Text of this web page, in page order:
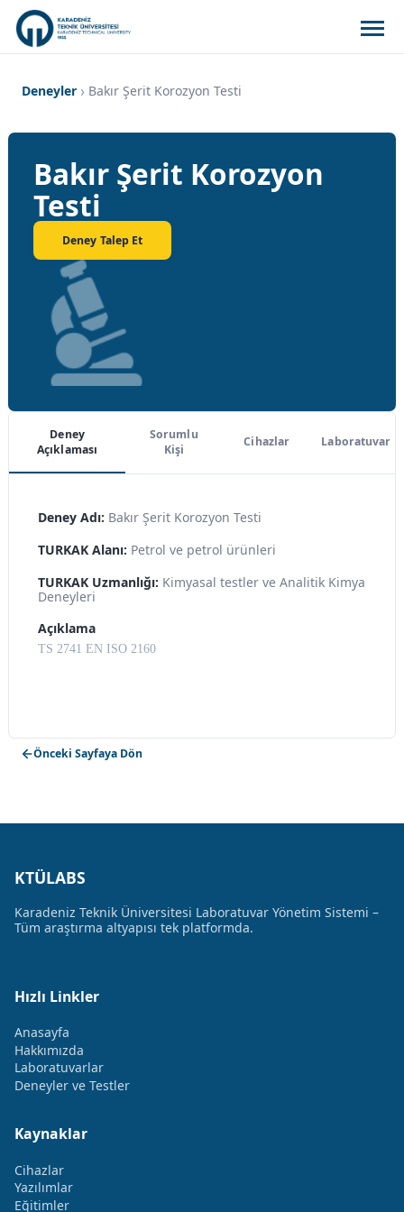
Deneyler Bakır Şerit Korozyon Testi
Bakır Şerit Korozyon
Testi
Deney Talep Et
Deney
Açıklaması
Sorumlu
Kişi
Cihazlar Laboratuvar
Deney Adı: Bakır Şerit Korozyon Testi
TURKAK Alanı: Petrol ve petrol ürünleri
TURKAK Uzmanlığı: Kimyasal testler ve Analitik Kimya
Deneyleri
Açıklama
TS 2741 EN ISO 2160
Önceki Sayfaya Dön
KTÜLABS
Karadeniz Teknik Üniversitesi Laboratuvar Yönetim Sistemi –
Tüm araştırma altyapısı tek platformda.
Hızlı Linkler
Anasayfa
Hakkımızda
Laboratuvarlar
Deneyler ve Testler
Kaynaklar
Cihazlar
Yazılımlar
Eğitimler